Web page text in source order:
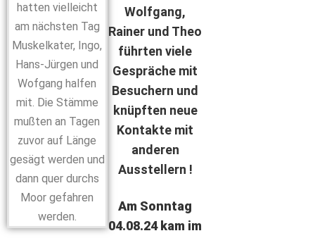
hatten vielleicht
am nächsten Tag
Muskelkater, Ingo,
Hans-Jürgen und
Wofgang halfen
mit. Die Stämme
mußten an Tagen
zuvor auf Länge
gesägt werden und
dann quer durchs
Moor gefahren
werden.
Wolfgang,
Rainer und Theo
führten viele
Gespräche mit
Besuchern und
knüpften neue
Kontakte mit
anderen
Ausstellern !
Am Sonntag
04.08.24 kam im